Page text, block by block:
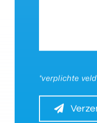
*verplichte